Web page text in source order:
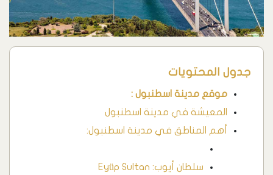
جدول المحتويات
موقع مدينة اسطنبول :
المعيشة في مدينة اسطنبول
أهم المناطق في مدينة اسطنبول:
سلطان أيوب: Eyüp Sultan